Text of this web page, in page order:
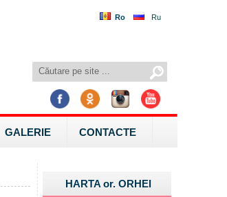
Ro Ru
GALERIE CONTACTE
HARTA or.ORHEI